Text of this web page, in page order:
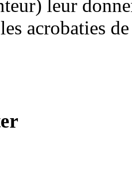
leur
acrobaties